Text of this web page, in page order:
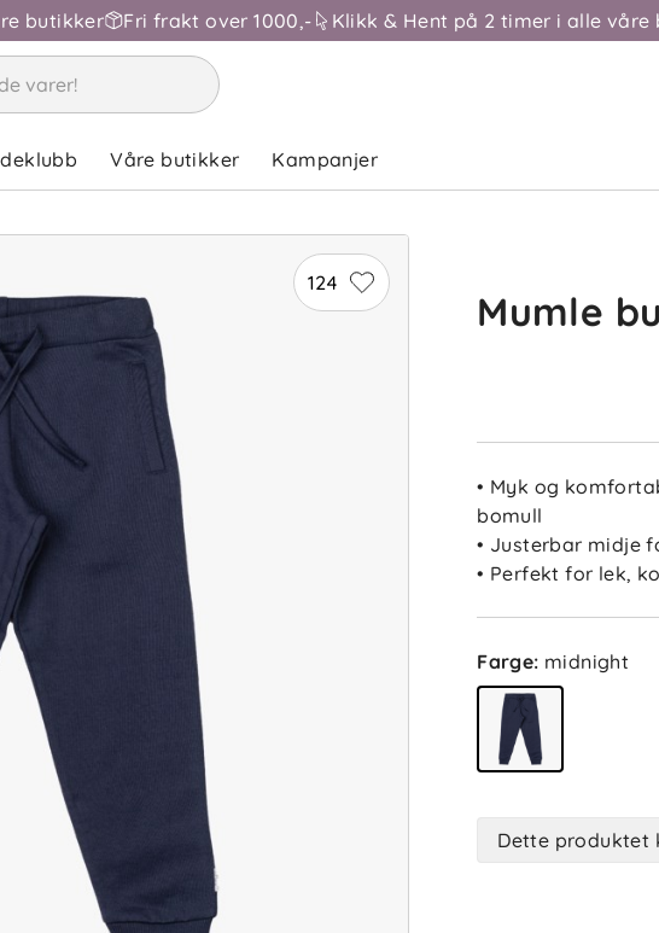
butikker Fri frakt over 1000,- Klikk & Hent på 2 timer i alle våre
Våre butikker Kampanjer
124
Mumle
• Myk og
bomull
• Justerbar midje
• Perfekt for lek,
Farge: midnight
Dette produktet